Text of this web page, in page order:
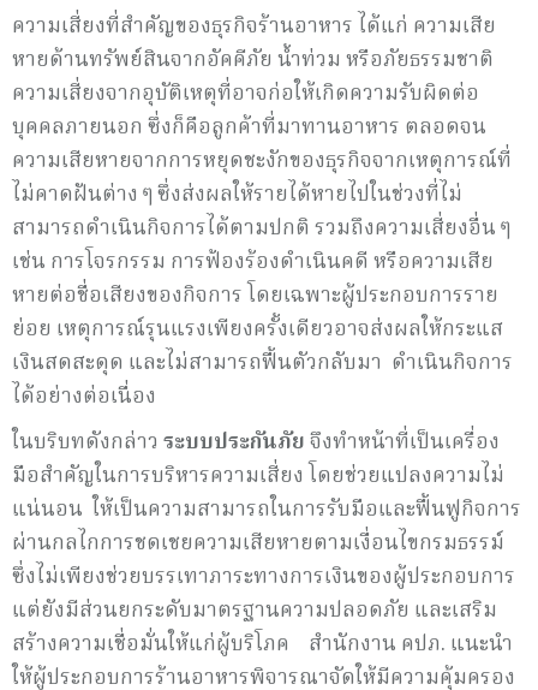
ความเสี่ยงที่สำคัญของธุรกิจร้านอาหาร ได้แก่ ความเสีย
หายด้านทรัพย์สินจากอัคคีภัย น้ำท่วม หรือภัยธรรมชาติ
ความเสี่ยงจากอุบัติเหตุที่อาจก่อให้เกิดความรับผิดต่อ
บุคคลภายนอก ซึ่งก็คือลูกค้าที่มาทานอาหาร ตลอดจน
ความเสียหายจากการหยุดชะงักของธุรกิจจากเหตุการณ์ที่
ไม่คาดฝันต่าง ๆ ซึ่งส่งผลให้รายได้หายไปในช่วงที่ไม่
สามารถดำเนินกิจการได้ตามปกติ รวมถึงความเสี่ยงอื่น ๆ
เช่น การโจรกรรม การฟ้องร้องดำเนินคดี หรือความเสีย
หายต่อชื่อเสียงของกิจการ โดยเฉพาะผู้ประกอบการราย
ย่อย เหตุการณ์รุนแรงเพียงครั้งเดียวอาจส่งผลให้กระแส
เงินสดสะดุด และไม่สามารถฟื้นตัวกลับมา ดำเนินกิจการ
ได้อย่างต่อเนื่อง
ในบริบทดังกล่าว ระบบประกันภัยจึงทำหน้าที่เป็นเครื่อง
มือสำคัญในการบริหารความเสี่ยง โดยช่วยแปลงความไม่
แน่นอน ให้เป็นความสามารถในการรับมือและฟื้นฟูกิจการ
ผ่านกลไกการชดเชยความเสียหายตามเงื่อนไขกรมธรรม์
ซึ่งไม่เพียงช่วยบรรเทาภาระทางการเงินของผู้ประกอบการ
แต่ยังมีส่วนยกระดับมาตรฐานความปลอดภัย และเสริม
สร้างความเชื่อมั่นให้แก่ผู้บริโภค สำนักงาน คปภ. แนะนำ
ให้ผู้ประกอบการร้านอาหารพิจารณาจัดให้มีความคุ้มครอง